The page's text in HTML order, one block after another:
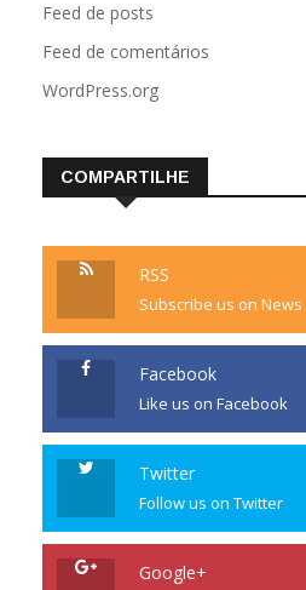
Feed de posts
Feed de comentários
WordPress.org
COMPARTILHE
RSS
Subscribe us on News
Facebook
Like us on Facebook
Twitter
Follow us on Twitter
Google+